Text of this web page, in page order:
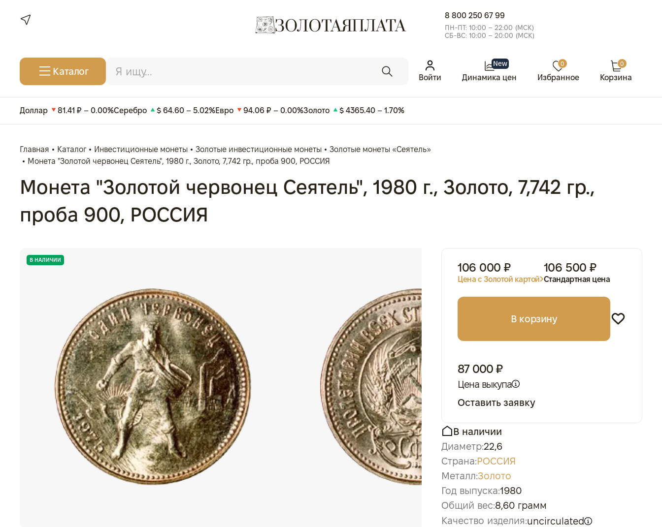
8 800 250 67 99
ПН-ПТ: 10:00 – 22:00 (МСК)
СБ-ВС: 10:00 – 20:00 (МСК)
Каталог
Войти
New
Динамика цен
0
Избранное
0
Корзина
Доллар 81.41 ₽ – 0.00%Серебро $ 64.60 – 5.02%Евро 94.06 ₽ – 0.00%Золото $ 4365.40 – 1.70%
Главная Каталог Инвестиционные монеты Золотые инвестиционные монеты
Золотые монеты «Сеятель»
Монета "Золотой червонец Сеятель", 1980 г., Золото, 7,742 гр., проба 900, РОССИЯ
Монета "Золотой червонец Сеятель", 1980 г., Золото, 7,742 гр.,
проба 900, РОССИЯ
В НАЛИЧИИ
106 000 ₽
Цена с Золотой картой
106 500 ₽
Стандартная цена
В корзину
87 000 ₽
Цена выкупа
Оставить заявку
В наличии
Диаметр:22,6
Страна:РОССИЯ
Металл:Золото
Год выпуска:1980
Общий вес:8,60 грамм
Качество изделия:uncirculated